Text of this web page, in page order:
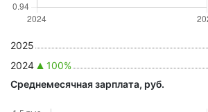
2025
2024
100%
Среднемесячная зарплата, руб.